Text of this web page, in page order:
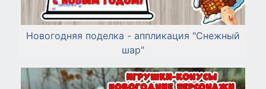
Новогодняя поделка - аппликация "Снежный
шар"